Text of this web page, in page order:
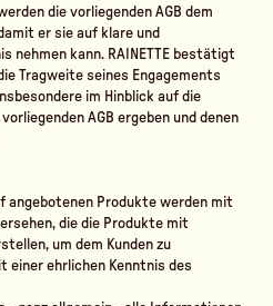
die vorliegenden AGB dem
er sie auf klare und
nehmen kann. RAINETTE bestätigt
Tragweite seines Engagements
im Hinblick auf die
AGB ergeben und denen
angebotenen Produkte werden mit
die die Produkte mit
um dem Kunden zu
einer ehrlichen Kenntnis des